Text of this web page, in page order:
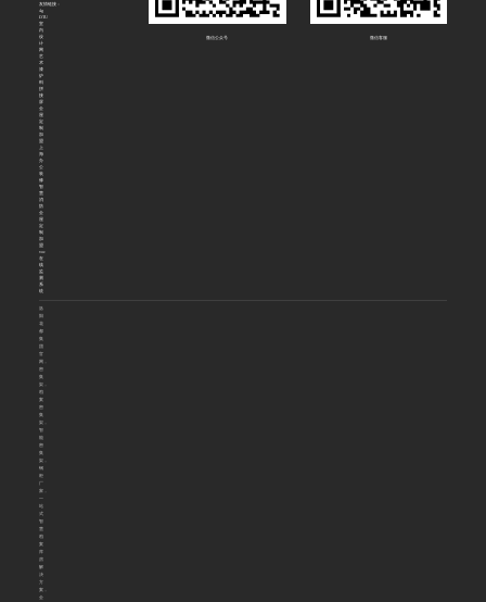
友情链接：
4g
DTU
室
内
设
计
网
艺
术
漆
炉
料
拼
接
屏
全
屋
定
制
加
盟
上
海
办
公
装
修
智
慧
消
防
全
屋
定
制
加
盟
voc
在
线
监
测
系
统
微信公众号 微信客服
洛
花
都
集
官
网，
密
集
架，
档
案
密
集
架，
智
密
集
架，
钢
柜
厂
家，
一
站
式
智
慧
档
案
库
房
解
决
方
案，
全